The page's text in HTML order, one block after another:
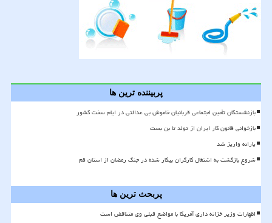
پربیننده ترین ها
بازنشستگان تأمین اجتماعی قربانیان خاموش بی عدالتی در ایام سخت کشور
بازخوانی قانون کار ایران از تولد تا بن بست
یارانه واریز شد
شروع بازگشت به اشتغال کارگران بیکار شده در جنگ رمضان از استان قم
پربحث ترین ها
اظهارات وزیر خزانه داری آمریکا با مواضع قبلی وی متناقض است